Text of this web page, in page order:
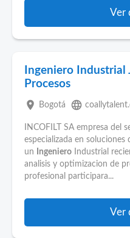
Ver
Ingeniero Industrial
Procesos
place Bogotá language
INCOFILT SA empresa del
especializada en
un
Ingeniero Industrial
analisis y optimizacion de
profesional participara...
Ver